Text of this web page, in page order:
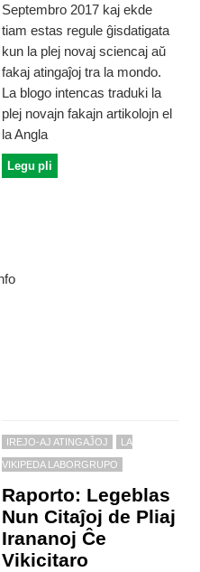
Septembro 2017 kaj ekde
tiam estas regule ĝisdatigata
kun la plej novaj sciencaj aŭ
fakaj atingaĵoj tra la mondo.
La blogo intencas traduki la
plej novajn fakajn artikolojn el
la Angla
Legu pli
IREJO-AJ ATINGAĴOJ LA
VIKIPEDA LABORGRUPO
Raporto: Legeblas
Nun Citaĵoj de Pliaj
Irananoj Ĉe
Vikicitaro